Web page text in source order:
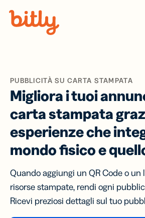
PUBBLICITÀ SU CARTA STAMPATA
Migliora i tuoi
carta stampata
esperienze che
mondo fisico e
Quando aggiungi un QR Code o
risorse stampate, rendi ogni
Ricevi preziosi dettagli sul tuo